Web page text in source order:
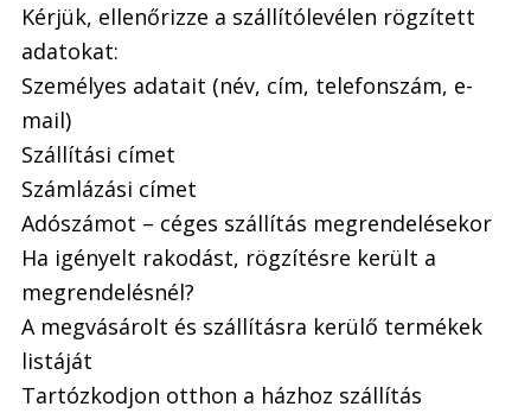
Kérjük, ellenőrizze a szállítólevélen rögzített
adatokat:
Személyes adatait (név, cím, telefonszám, e-
mail)
Szállítási címet
Számlázási címet
Adószámot – céges szállítás megrendelésekor
Ha igényelt rakodást, rögzítésre került a
megrendelésnél?
A megvásárolt és szállításra kerülő termékek
listáját
Tartózkodjon otthon a házhoz szállítás